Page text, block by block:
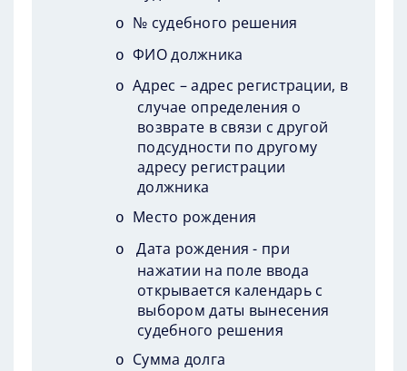
o № судебного решения
o ФИО должника
o Адрес – адрес регистрации, в
случае определения о
возврате в связи с другой
подсудности по другому
адресу регистрации
должника
o Место рождения
o
Дата рождения - при
нажатии на поле ввода
открывается календарь с
выбором даты вынесения
судебного решения
o Сумма долга